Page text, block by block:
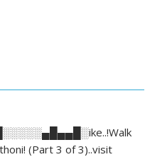
(Part 3 of 3)..visit